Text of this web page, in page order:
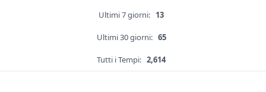
Ultimi 7 giorni: 13
Ultimi 30 giorni: 65
Tutti i Tempi: 2,614